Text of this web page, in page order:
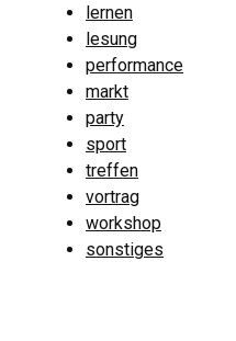
lernen
lesung
performance
markt
party
sport
treffen
vortrag
workshop
sonstiges